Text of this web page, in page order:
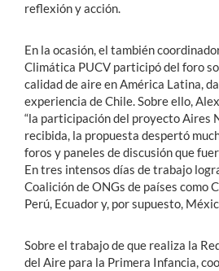
reflexión y acción.
En la ocasión, el también
Climática PUCV participó del foro
calidad de aire en América Latina,
experiencia de Chile. Sobre ello,
“la participación del proyecto Aires
recibida, la propuesta despertó
foros y paneles de discusión que
En tres intensos días de trabajo
Coalición de ONGs de países como
Perú, Ecuador y, por supuesto,
Sobre el trabajo de que realiza la
del Aire para la Primera Infancia,